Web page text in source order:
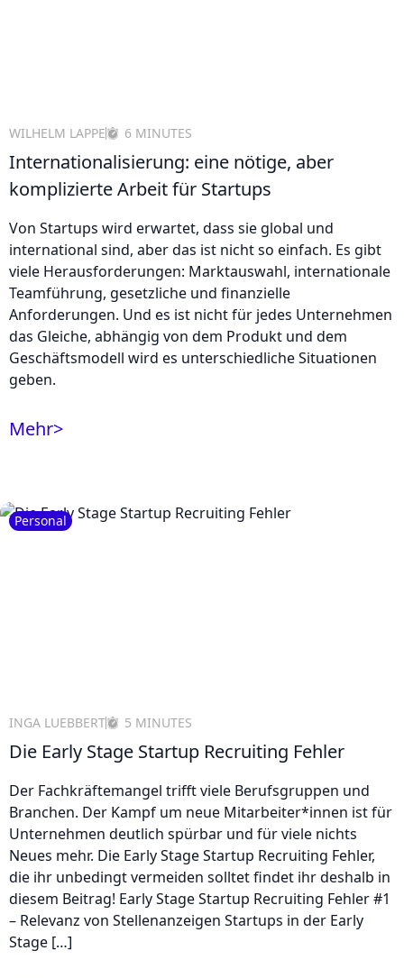
WILHELM LAPPE 6 MINUTES
Internationalisierung: eine nötige, aber
komplizierte Arbeit für Startups
Von Startups wird erwartet, dass sie global und
international sind, aber das ist nicht so einfach. Es gibt
viele Herausforderungen: Marktauswahl, internationale
Teamführung, gesetzliche und finanzielle
Anforderungen. Und es ist nicht für jedes Unternehmen
das Gleiche, abhängig von dem Produkt und dem
Geschäftsmodell wird es unterschiedliche Situationen
geben.
Mehr>
Personal
INGA LUEBBERT 5 MINUTES
Die Early Stage Startup Recruiting Fehler
Der Fachkräftemangel trifft viele Berufsgruppen und
Branchen. Der Kampf um neue Mitarbeiter*innen ist für
Unternehmen deutlich spürbar und für viele nichts
Neues mehr. Die Early Stage Startup Recruiting Fehler,
die ihr unbedingt vermeiden solltet findet ihr deshalb in
diesem Beitrag! Early Stage Startup Recruiting Fehler #1
– Relevanz von Stellenanzeigen Startups in der Early
Stage […]